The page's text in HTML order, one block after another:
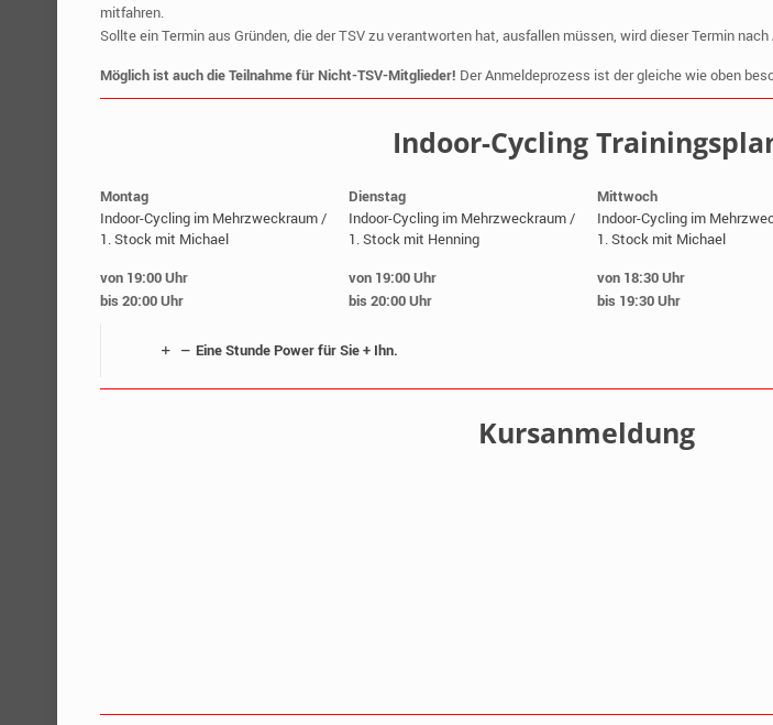
mitfahren.
Sollte ein Termin aus Gründen, die der TSV zu verantworten hat, ausfallen müssen, wird dieser Termin
Möglich ist auch die Teilnahme für Nicht-TSV-Mitglieder! Der Anmeldeprozess ist der gleiche wie oben
Indoor-Cycling
Montag
Indoor-Cycling im Mehrzweckraum /
1. Stock mit Michael
von 19:00 Uhr
bis 20:00 Uhr
Dienstag
Indoor-Cycling im Mehrzweckraum /
1. Stock mit Henning
von 19:00 Uhr
bis 20:00 Uhr
Mittwoch
Indoor-Cycling im
1. Stock mit Michael
von 18:30 Uhr
bis 19:30 Uhr
Eine Stunde Power für Sie + Ihn.
Kursanmeldung